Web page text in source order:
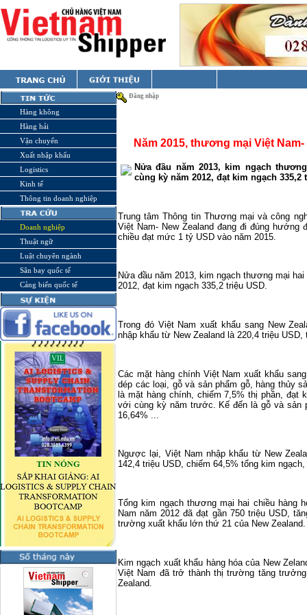
Hàng không
Hàng hải
Vận chuyển
Xuất nhập khẩu
Logistics
Kinh tế
Thông tin doanh nghiệp
Doanh nghiệp
Thuật ngữ
Luật chuyên ngành
Sân bay quốc tế
Cảng biển quốc tế
Đăng nhập
Năm 2015, thương mại Việt
Nửa đầu năm 2013, kim ngạch
cùng kỳ năm 2012, đạt kim ngạch 335,2
Trung tâm Thông tin Thương mại và công
Việt Nam- New Zealand đang đi đúng
chiều đạt mức 1 tỷ USD vào năm 2015.
Nửa đầu năm 2013, kim ngạch thương mại
2012, đạt kim ngạch 335,2 triệu USD.
Trong đó Việt Nam xuất khẩu sang New
nhập khẩu từ New Zealand là 220,4 triệu USD,
Các mặt hàng chính Việt Nam xuất khẩu
dép các loại, gỗ và sản phẩm gỗ, hàng thủy
là mặt hàng chính, chiếm 7,5% thị phần, đạt
với cùng kỳ năm trước. Kế đến là gỗ và sản
16,64% ...
Ngược lại, Việt Nam nhập khẩu từ New
142,4 triệu USD, chiếm 64,5% tổng kim
Tổng kim ngạch thương mại hai chiều hàng
Nam năm 2012 đã đạt gần 750 triệu USD,
trường xuất khẩu lớn thứ 21 của New Zealand
Kim ngạch xuất khẩu hàng hóa của New
Việt Nam đã trở thành thị trường tăng
Zealand